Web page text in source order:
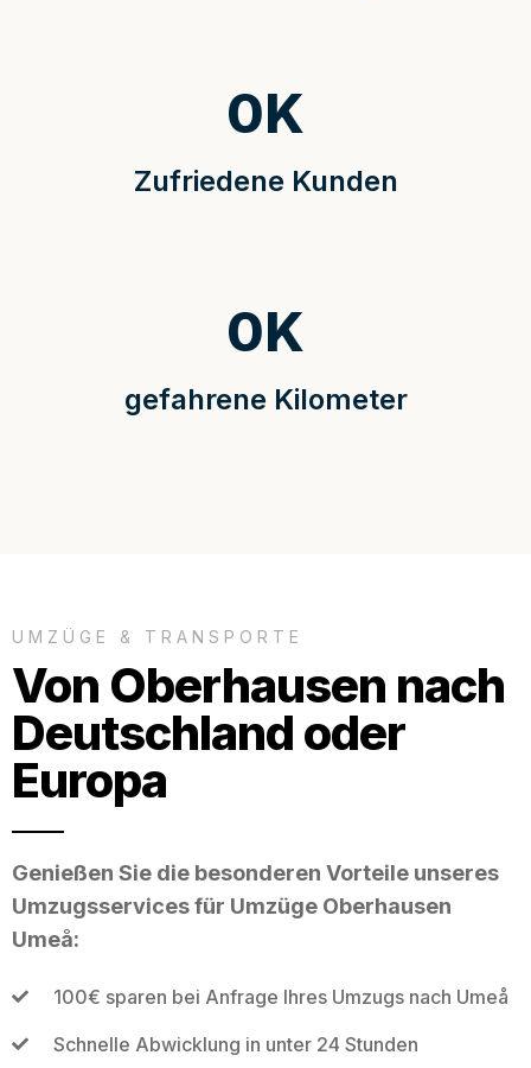
Zufriedene Kunden
0K
gefahrene Kilometer
0K
UMZÜGE & TRANSPORTE
Von Oberhausen nach
Deutschland oder
Europa
Genießen Sie die besonderen Vorteile unseres
Umzugsservices für Umzüge Oberhausen
Umeå:
100€ sparen bei Anfrage Ihres Umzugs nach Umeå
Schnelle Abwicklung in unter 24 Stunden